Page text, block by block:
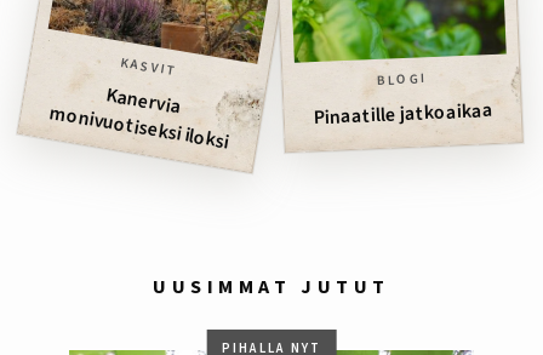
KASVIT
Kanervia
m
onivuotiseksi iloksi
BLOGI
Pinaatille jatkoaikaa
UUSIMMAT JUTUT
PIHALLA NYT